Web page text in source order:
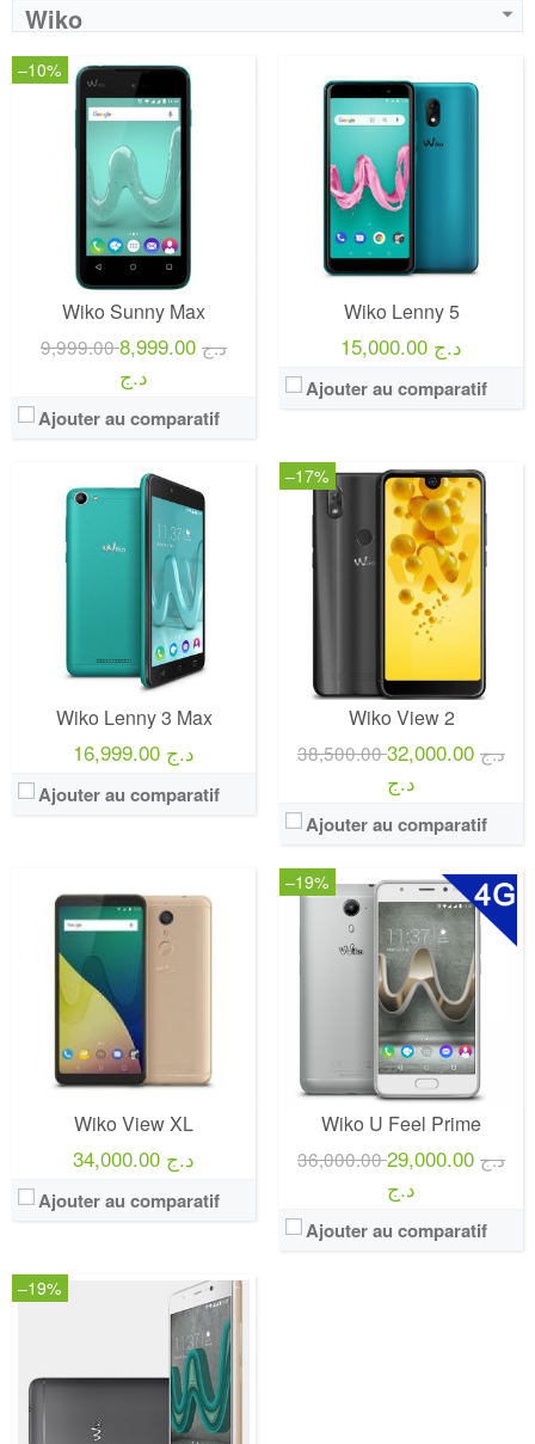
Wiko
–10%
Wiko Sunny Max
9,999.00 د.ج 8,999.00
د.ج
Ajouter au comparatif
Wiko Lenny 5
15,000.00 د.ج
Ajouter au comparatif
Wiko Lenny 3 Max
16,999.00 د.ج
Ajouter au comparatif
–17%
Wiko View 2
38,500.00 د.ج 32,000.00
د.ج
Ajouter au comparatif
Wiko View XL
34,000.00 د.ج
Ajouter au comparatif
–19%
Wiko U Feel Prime
36,000.00 د.ج 29,000.00
د.ج
Ajouter au comparatif
–19%